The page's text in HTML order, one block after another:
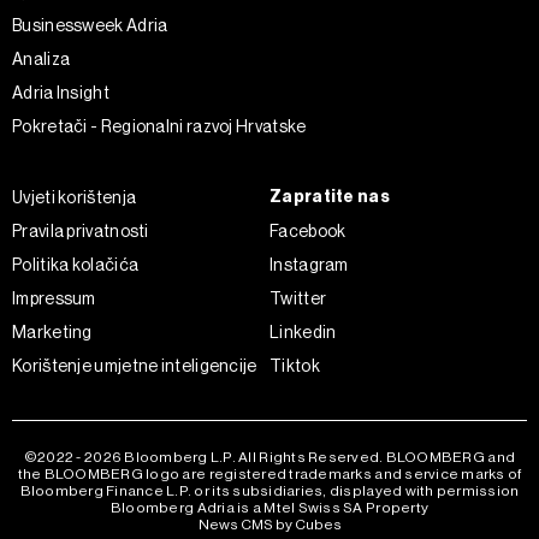
na „Prikaži detalje“. Privolu možete u bilo kojem trenutku
Businessweek Adria
Analiza
Adria Insight
Pokretači - Regionalni razvoj Hrvatske
Uvjeti korištenja
Pravila privatnosti
Politika kolačića
Impressum
Marketing
Korištenje umjetne inteligencije
Zapratite nas
Facebook
Instagram
Twitter
Linkedin
Tiktok
©2022 - 2026 Bloomberg L.P. All Rights Reserved. BLOOMBERG and
the BLOOMBERG logo are registered trademarks and service marks of
Bloomberg Finance L.P. or its subsidiaries, displayed with permission
Bloomberg Adria is a Mtel Swiss SA Property
News CMS by Cubes